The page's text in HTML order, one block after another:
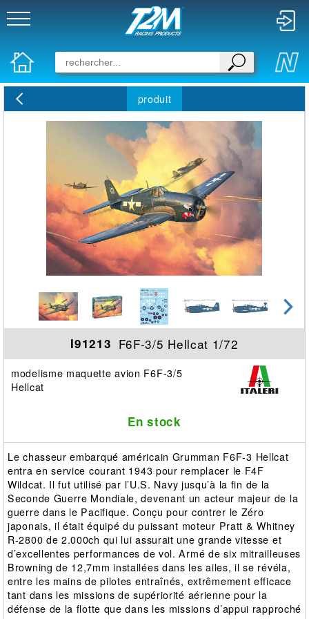
produit
I91213 F6F-3/5 Hellcat 1/72
modelisme maquette avion F6F-3/5
Hellcat
En stock
Le chasseur embarqué américain Grumman F6F-3 Hellcat
entra en service courant 1943 pour remplacer le F4F
Wildcat. Il fut utilisé par l’U.S. Navy jusqu’à la fin de la
Seconde Guerre Mondiale, devenant un acteur majeur de la
guerre dans le Pacifique. Conçu pour contrer le Zéro
japonais, il était équipé du puissant moteur Pratt & Whitney
R-2800 de 2.000ch qui lui assurait une grande vitesse et
d’excellentes performances de vol. Armé de six mitrailleuses
Browning de 12,7mm installées dans les ailes, il se révéla,
entre les mains de pilotes entraînés, extrêmement efficace
tant dans les missions de supériorité aérienne pour la
défense de la flotte que dans les missions d’appui rapproché